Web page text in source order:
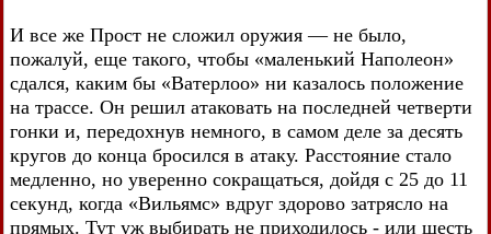
И все же Прост не сложил оружия — не было,
пожалуй, еще такого, чтобы «маленький Наполеон»
сдался, каким бы «Ватерлоо» ни казалось положение
на трассе. Он решил атаковать на последней четверти
гонки и, передохнув немного, в самом деле за десять
кругов до конца бросился в атаку. Расстояние стало
медленно, но уверенно сокращаться, дойдя с 25 до 11
секунд, когда «Вильямс» вдруг здорово затрясло на
прямых. Тут уж выбирать не приходилось - или шесть